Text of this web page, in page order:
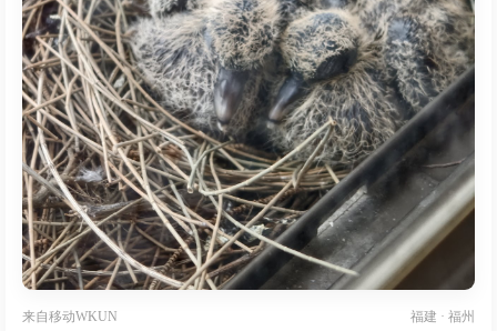
来自移动WKUN 福建 · 福州